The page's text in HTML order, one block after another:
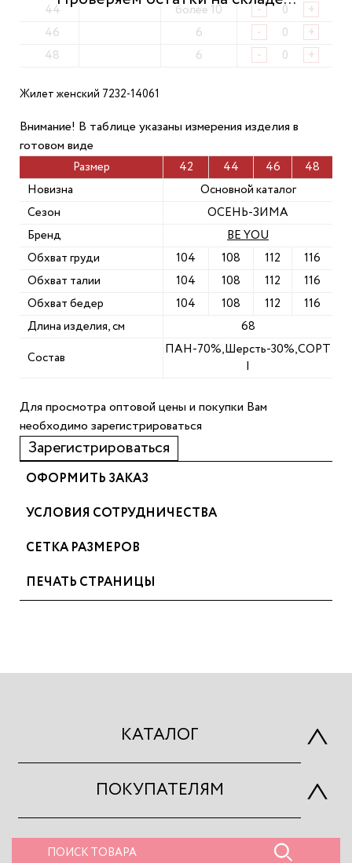
Для просмотра оптовой цены и покупки Вам
необходимо зарегистрироваться
Зарегистрироваться
44 более 10 - +
46 6 - +
48 6 - +
Жилет женский 7232-14061
Внимание! В таблице указаны измерения изделия в
готовом виде
Размер 42 44 46
48
Новизна
Основной каталог
Сезон
ОСЕНЬ-ЗИМА
Бренд
BE YOU
Обхват груди
104 108 112
116
Обхват талии
104 108 112
116
Обхват бедер
104 108 112
116
Длина изделия, см
68
Состав
ПАН-70%,Шерсть-30%,СОРТ
ОФОРМИТЬ ЗАКАЗ
УСЛОВИЯ СОТРУДНИЧЕСТВА
СЕТКА РАЗМЕРОВ
ПЕЧАТЬ СТРАНИЦЫ
КАТАЛОГ
ПОКУПАТЕЛЯМ